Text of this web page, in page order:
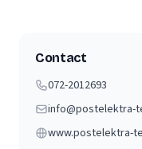
Contact
072-2012693
info@postelektra-
www.postelektra-